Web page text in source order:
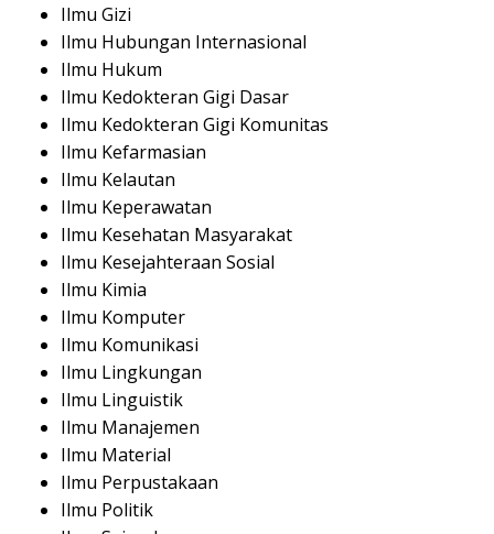
Ilmu Gizi
Ilmu Hubungan Internasional
Ilmu Hukum
Ilmu Kedokteran Gigi Dasar
Ilmu Kedokteran Gigi Komunitas
Ilmu Kefarmasian
Ilmu Kelautan
Ilmu Keperawatan
Ilmu Kesehatan Masyarakat
Ilmu Kesejahteraan Sosial
Ilmu Kimia
Ilmu Komputer
Ilmu Komunikasi
Ilmu Lingkungan
Ilmu Linguistik
Ilmu Manajemen
Ilmu Material
Ilmu Perpustakaan
Ilmu Politik